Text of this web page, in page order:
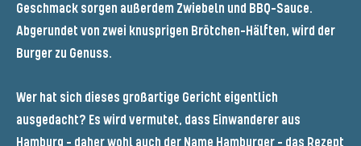
Geschmack sorgen außerdem Zwiebeln und BBQ-Sauce.
Abgerundet von zwei knusprigen Brötchen-Hälften, wird der
Burger zu Genuss.
Wer hat sich dieses großartige Gericht eigentlich
ausgedacht? Es wird vermutet, dass Einwanderer aus